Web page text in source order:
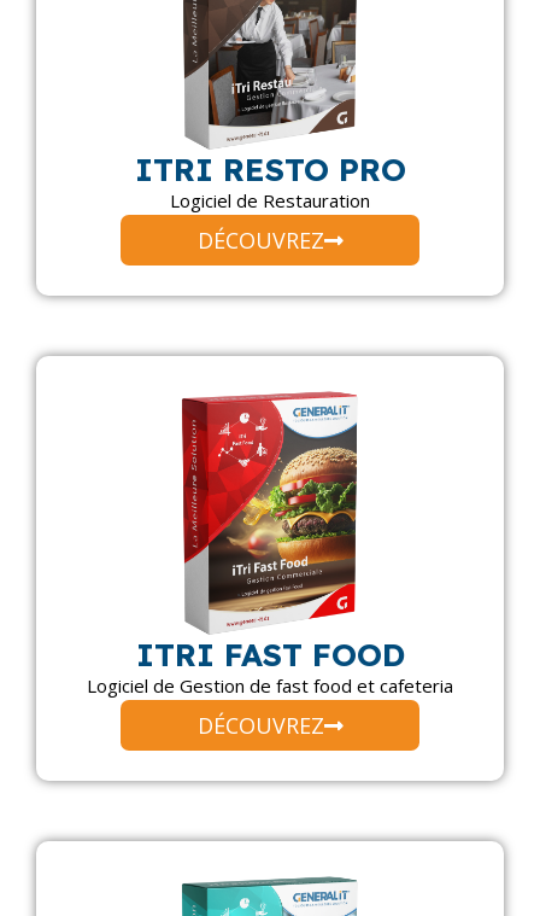
ITRI RESTO PRO
Logiciel de Restauration
DÉCOUVREZ
ITRI FAST FOOD
Logiciel de Gestion de fast food et cafeteria
DÉCOUVREZ